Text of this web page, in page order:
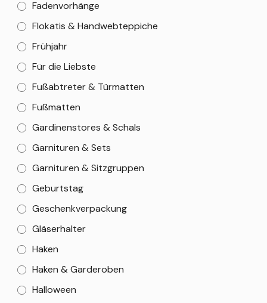
Fadenvorhänge
Flokatis & Handwebteppiche
Frühjahr
Für die Liebste
Fußabtreter & Türmatten
Fußmatten
Gardinenstores & Schals
Garnituren & Sets
Garnituren & Sitzgruppen
Geburtstag
Geschenkverpackung
Gläserhalter
Haken
Haken & Garderoben
Halloween